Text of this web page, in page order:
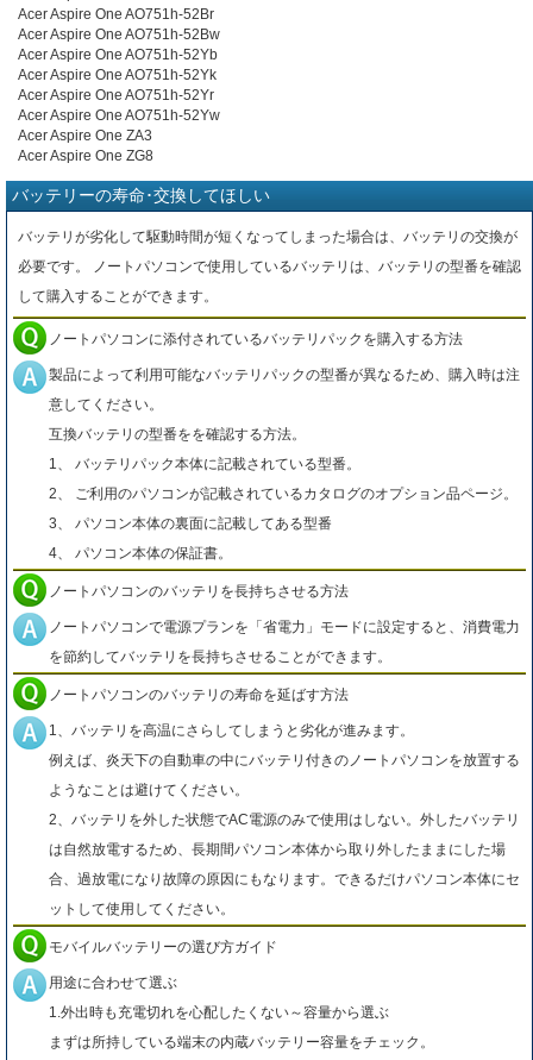
Acer Aspire One AO751h-52Br
Acer Aspire One AO751h-52Bw
Acer Aspire One AO751h-52Yb
Acer Aspire One AO751h-52Yk
Acer Aspire One AO751h-52Yr
Acer Aspire One AO751h-52Yw
Acer Aspire One ZA3
Acer Aspire One ZG8
バッテリーの寿命･交換してほしい
バッテリが劣化して駆動時間が短くなってしまった場合は、バッテリの交換が
必要です。 ノートパソコンで使用しているバッテリは、バッテリの型番を確認
して購入することができます。
ノートパソコンに添付されているバッテリパックを購入する方法
製品によって利用可能なバッテリパックの型番が異なるため、購入時は注
意してください。
互換バッテリの型番をを確認する方法。
1、 バッテリパック本体に記載されている型番。
2、 ご利用のパソコンが記載されているカタログのオプション品ページ。
3、 パソコン本体の裏面に記載してある型番
4、 パソコン本体の保証書。
ノートパソコンのバッテリを長持ちさせる方法
ノートパソコンで電源プランを「省電力」モードに設定すると、消費電力
を節約してバッテリを長持ちさせることができます。
ノートパソコンのバッテリの寿命を延ばす方法
1、バッテリを高温にさらしてしまうと劣化が進みます。
例えば、炎天下の自動車の中にバッテリ付きのノートパソコンを放置する
ようなことは避けてください。
2、バッテリを外した状態でAC電源のみで使用はしない。外したバッテリ
は自然放電するため、長期間パソコン本体から取り外したままにした場
合、過放電になり故障の原因にもなります。できるだけパソコン本体にセ
ットして使用してください。
モバイルバッテリーの選び方ガイド
用途に合わせて選ぶ
1.外出時も充電切れを心配したくない～容量から選ぶ
まずは所持している端末の内蔵バッテリー容量をチェック。